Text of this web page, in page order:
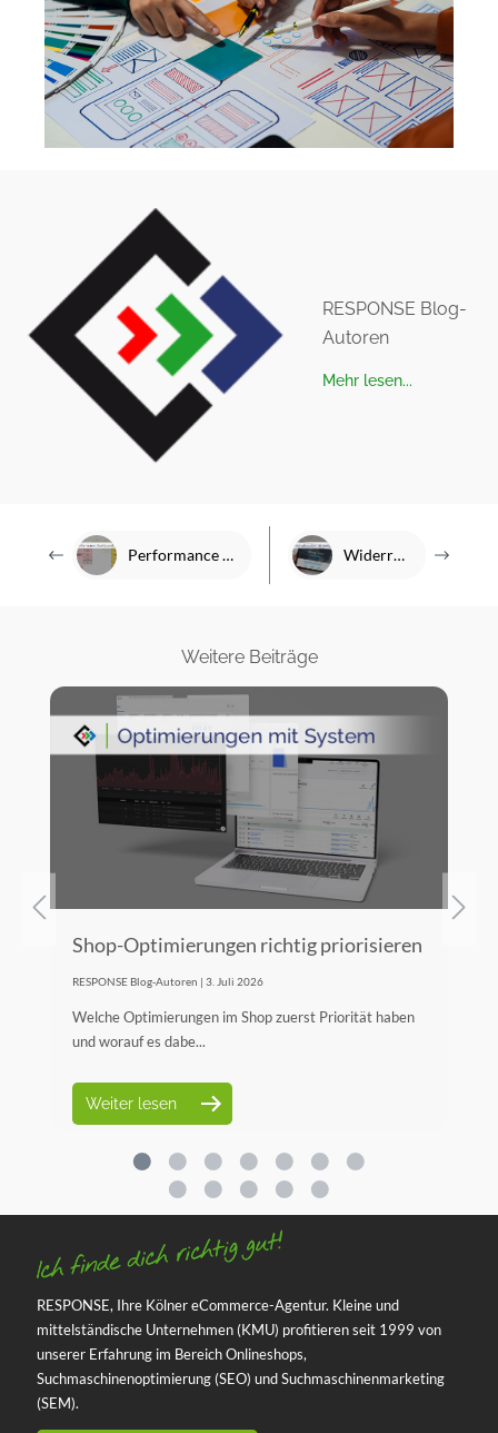
RESPONSE Blog-
Autoren
Mehr lesen...
Performance Dashboard im E-Commerce Widerrufsbutton 2026
Weitere Beiträge
Shop-Optimierungen richtig priorisieren
RESPONSE Blog-Autoren | 3. Juli 2026
Welche Optimierungen im Shop zuerst Priorität haben
und worauf es dabe...
Weiter lesen
RESPONSE, Ihre Kölner eCommerce-Agentur. Kleine und
mittelständische Unternehmen (KMU) profitieren seit 1999 von
unserer Erfahrung im Bereich Onlineshops,
Suchmaschinenoptimierung (SEO) und Suchmaschinenmarketing
(SEM).